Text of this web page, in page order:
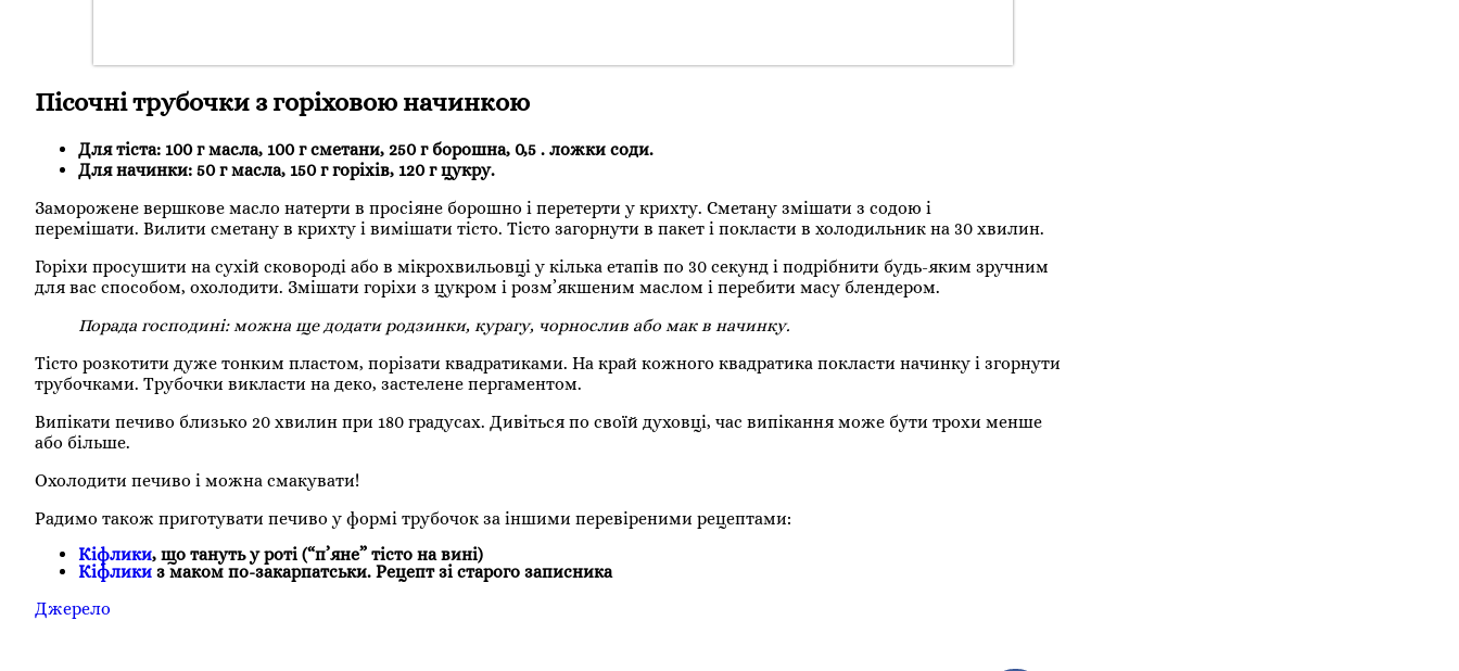
Пісочні трубочки з горіховою начинкою
Для тіста: 100 г масла, 100 г сметани, 250 г борошна, 0,5 . ложки соди.
Для начинки: 50 г масла, 150 г горіхів, 120 г цукру.
Заморожене вершкове масло натерти в просіяне борошно і перетерти у крихту. Сметану змішати з содою і
перемішати. Вилити сметану в крихту і вимішати тісто. Тісто загорнути в пакет і покласти в холодильник на 30 хвилин.
Горіхи просушити на сухій сковороді або в мікрохвильовці у кілька етапів по 30 секунд і подрібнити будь-яким зручним
для вас способом, охолодити. Змішати горіхи з цукром і розм’якшеним маслом і перебити масу блендером.
Порада господині: можна ще додати родзинки, курагу, чорнослив або мак в начинку.
Тісто розкотити дуже тонким пластом, порізати квадратиками. На край кожного квадратика покласти начинку і згорнути
трубочками. Трубочки викласти на деко, застелене пергаментом.
Випікати печиво близько 20 хвилин при 180 градусах. Дивіться по своїй духовці, час випікання може бути трохи менше
або більше.
Охолодити печиво і можна смакувати!
Радимо також приготувати печиво у формі трубочок за іншими перевіреними рецептами:
Кіфлики, що тануть у роті (“п’яне” тісто на вині)
Кіфлики з маком по-закарпатськи. Рецепт зі старого записника
Джерело